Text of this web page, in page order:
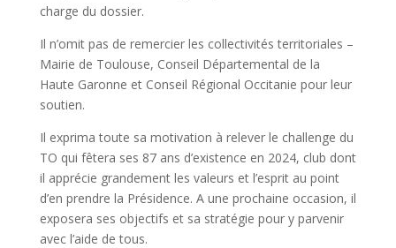
charge du dossier.
Il n’omit pas de remercier les collectivités territoriales –
Mairie de Toulouse, Conseil Départemental de la
Haute Garonne et Conseil Régional Occitanie pour leur
soutien.
Il exprima toute sa motivation à relever le challenge du
TO qui fêtera ses 87 ans d’existence en 2024, club dont
il apprécie grandement les valeurs et l’esprit au point
d’en prendre la Présidence. A une prochaine occasion, il
exposera ses objectifs et sa stratégie pour y parvenir
avec l’aide de tous.